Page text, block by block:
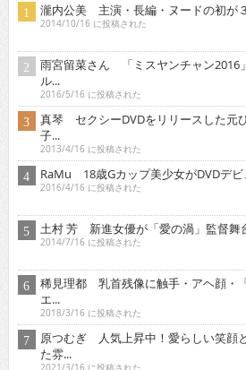
瀧内公美 主演・長編・ヌードの初が
2014/10/16 に投稿された
雨宮留菜さん 「ミスヤンチャン2016
ル...
2016/5/16 に投稿された
真琴 セクシーDVDをリリースした元
子...
2013/4/16 に投稿された
RaMu 18歳Gカップ美少女がDVDデビ
2016/4/16 に投稿された
土村 芳 新進女優が「愛の渦」監督舞
2014/7/16 に投稿された
稀見理都 乳首残像に触手・アヘ顔・
エ...
2018/3/16 に投稿された
原つむぎ 人気上昇中！愛らしい笑顔
た雰...
2021/3/16 に投稿された